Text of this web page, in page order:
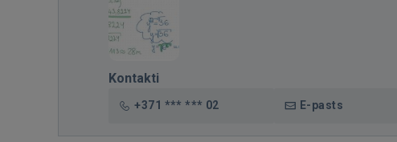
Kontakti
+371 *** *** 02 E-pasts